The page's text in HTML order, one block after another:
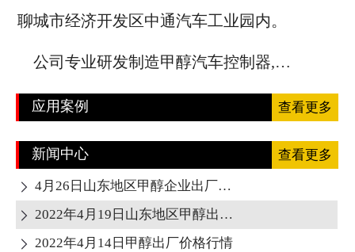
聊城市经济开发区中通汽车工业园内。
公司专业研发制造甲醇汽车控制器,…
应用案例 查看更多
新闻中心 查看更多

4月26日山东地区甲醇企业出厂报价下调

2022年4月19日山东地区甲醇出厂报价
 2022年4月14日甲醇出厂价格行情